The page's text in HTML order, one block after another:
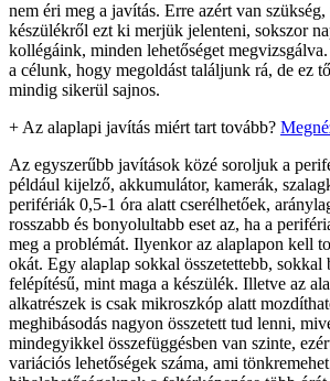
nem éri meg a javítás. Erre azért van
készülékről ezt ki merjük jelenteni, sokszor
kollégáink, minden lehetőséget
a célunk, hogy megoldást találjunk rá, de ez
mindig sikerül sajnos.
+ Az alaplapi javítás miért tart tovább?
Az egyszerűbb javítások közé soroljuk a
például kijelző, akkumulátor, kamerák,
perifériák 0,5-1 óra alatt cserélhetőek,
rosszabb és bonyolultabb eset az, ha a
meg a problémát. Ilyenkor az alaplapon kell
okát. Egy alaplap sokkal összetettebb, sokkal
felépítésű, mint maga a készülék. Illetve az
alkatrészek is csak mikroszkóp alatt
meghibásodás nagyon összetett tud lenni,
mindegyikkel összefüggésben van szinte,
variációs lehetőségek száma, ami